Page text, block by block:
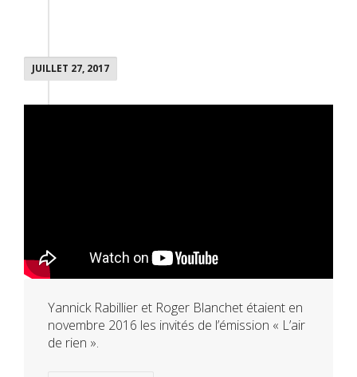
JUILLET 27, 2017
Yannick Rabillier et Roger Blanchet étaient en
novembre 2016 les invités de l’émission « L’air
de rien ».